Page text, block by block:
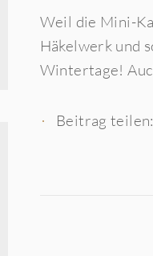
Weil die Mini-
Häkelwerk und
Wintertage!
Beitrag teilen: